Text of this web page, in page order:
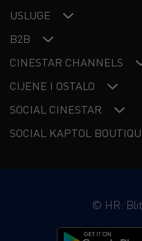
USLUGE
B2B
CINESTAR CHANNELS
CIJENE I OSTALO
SOCIAL CINESTAR
SOCIAL KAPTOL
© HR: